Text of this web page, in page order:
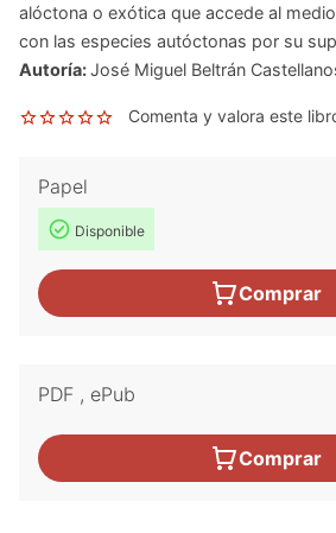
alóctona o exótica que accede al
con las especies autóctonas por su
Autoría:José Miguel Beltrán
Comenta y valora este
Papel
Disponible
Comprar
PDF , ePub
Comprar